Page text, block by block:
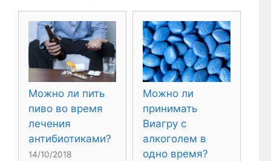
Можно ли пить
пиво во время
лечения
антибиотиками?
14/10/2018
Можно ли
принимать
Виагру с
алкоголем в
одно время?